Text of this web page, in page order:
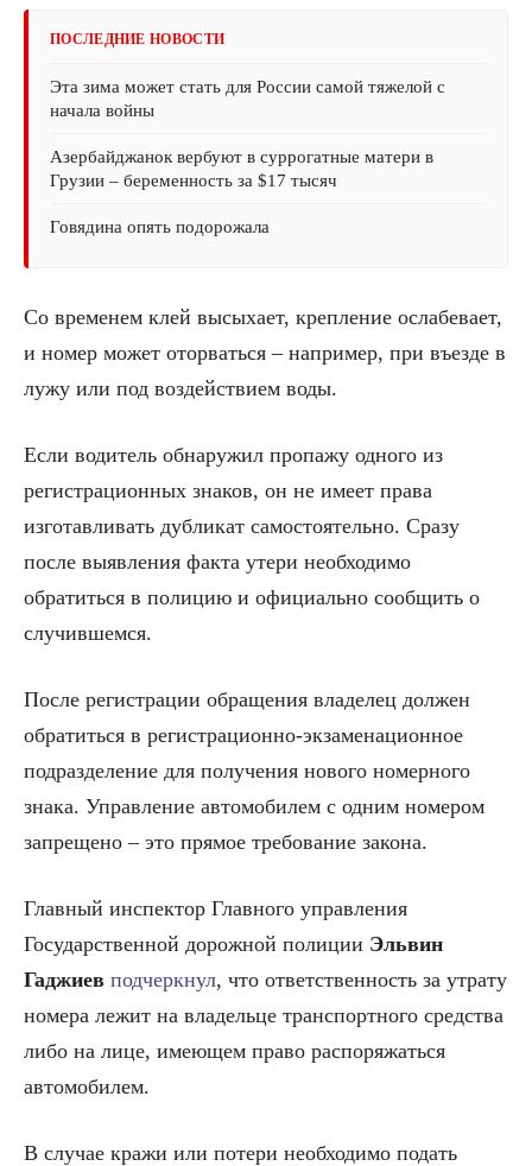
ПОСЛЕДНИЕ НОВОСТИ
Эта зима может стать для России самой тяжелой с
начала войны
Азербайджанок вербуют в суррогатные матери в
Грузии – беременность за $17 тысяч
Говядина опять подорожала
Со временем клей высыхает, крепление ослабевает,
и номер может оторваться – например, при въезде в
лужу или под воздействием воды.
Если водитель обнаружил пропажу одного из
регистрационных знаков, он не имеет права
изготавливать дубликат самостоятельно. Сразу
после выявления факта утери необходимо
обратиться в полицию и официально сообщить о
случившемся.
После регистрации обращения владелец должен
обратиться в регистрационно-экзаменационное
подразделение для получения нового номерного
знака. Управление автомобилем с одним номером
запрещено – это прямое требование закона.
Главный инспектор Главного управления
Государственной дорожной полиции Эльвин
Гаджиев подчеркнул, что ответственность за утрату
номера лежит на владельце транспортного средства
либо на лице, имеющем право распоряжаться
автомобилем.
В случае кражи или потери необходимо подать